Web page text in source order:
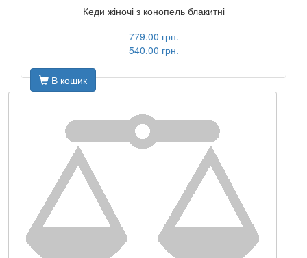
Кеди жіночі з конопель блакитні
779.00 грн.
540.00 грн.
В кошик